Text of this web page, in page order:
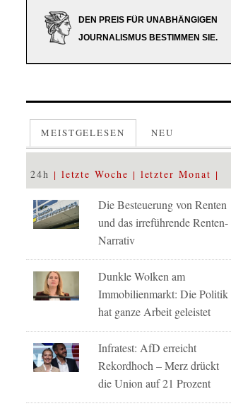
DEN PREIS FÜR UNABHÄNGIGEN
JOURNALISMUS BESTIMMEN SIE.
MEISTGELESEN NEU
24h letzte Woche letzter Monat
Die Besteuerung von Renten
und das irreführende Renten-
Narrativ
Dunkle Wolken am
Immobilienmarkt: Die Politik
hat ganze Arbeit geleistet
Infratest: AfD erreicht
Rekordhoch – Merz drückt
die Union auf 21 Prozent